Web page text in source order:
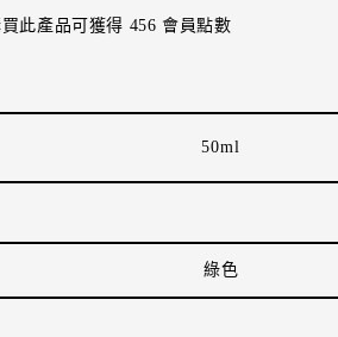
買此產品可獲得 456 會員點數
50ml
綠色